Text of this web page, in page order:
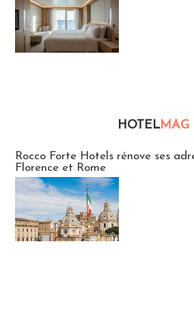
HOTELMAG
Rocco Forte Hotels rénove ses
Florence et Rome